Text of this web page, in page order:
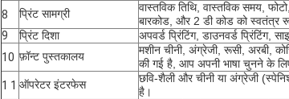
8
प्रिंट सामग्री
वास्तविक तिथि, वास्तविक समय,
बारकोड, और 2 डी कोड को स्वतंत्र
9
प्रिंट दिशा
अपवर्ड प्रिंटिंग, डाउनवर्ड प्रिंटिंग,
10 फ़ॉन्ट पुस्तकालय
मशीन चीनी, अंग्रेजी, रूसी, अरबी,
की गई है, आप अपनी भाषा चुनने के
1 1 ऑपरेटर इंटरफेस
छवि-शैली और चीनी या अंग्रेजी
है।